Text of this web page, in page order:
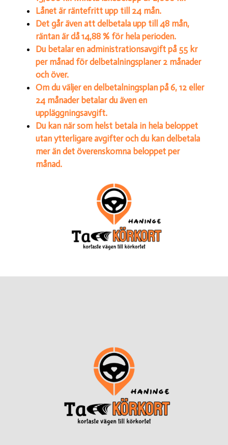
Lånet är räntefritt upp till 24 mån.
Det går även att delbetala upp till 48 mån,
räntan är då 14,88 % för hela perioden.
Du betalar en administrationsavgift på 55 kr
per månad för delbetalningsplaner 2 månader
och över.
Om du väljer en delbetalningsplan på 6, 12 eller
24 månader betalar du även en
uppläggningsavgift.
Du kan när som helst betala in hela beloppet
utan ytterligare avgifter och du kan delbetala
mer än det överenskomna beloppet per
månad.